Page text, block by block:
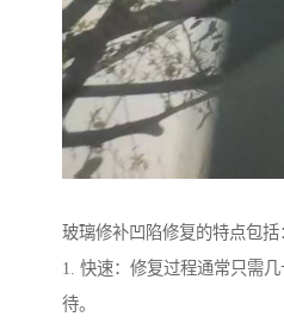
玻璃修补凹陷修复的特点包括
1. 快速：修复过程通常只需
待。